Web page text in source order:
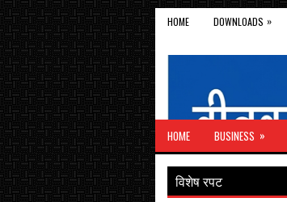
HOME DOWNLOADS »
HOME BUSINESS »
विशेष रपट